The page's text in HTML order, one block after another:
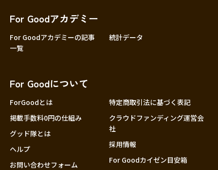
大分
For Goodアカデミー
For Goodアカデミーの記事
一覧
統計データ
For Goodについて
ForGoodとは
掲載手数料0円の仕組み
グッド隊とは
ヘルプ
お問い合わせフォーム
特定商取引法に基づく表記
クラウドファンディング運営会
社
採用情報
For Goodカイゼン目安箱